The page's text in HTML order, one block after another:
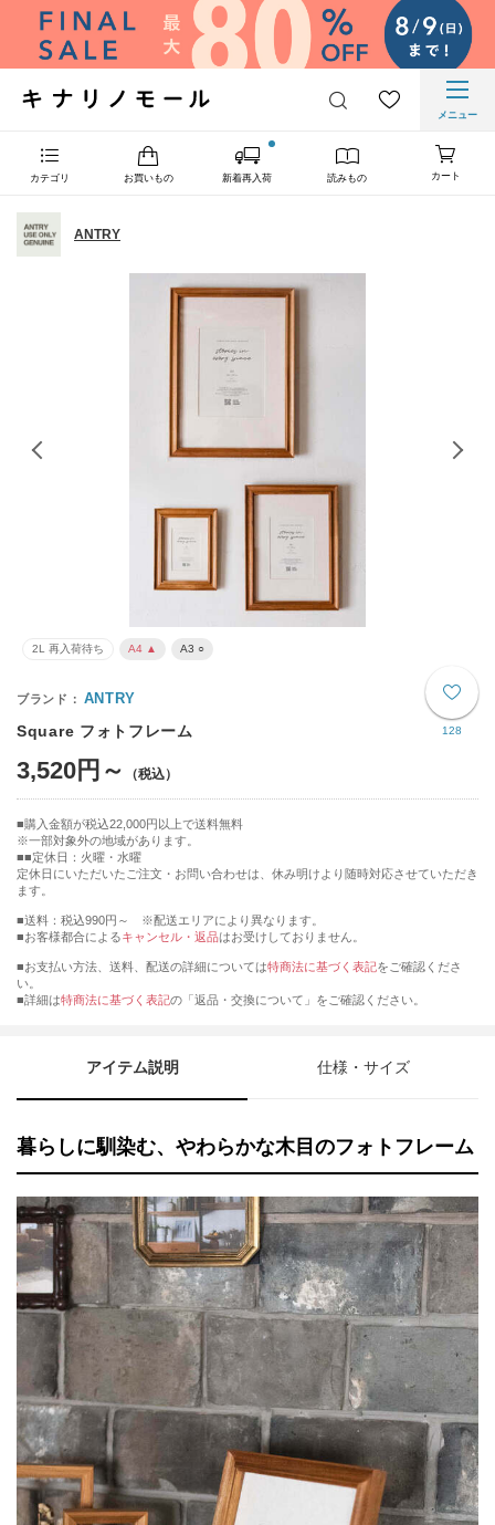
メニュー
カテゴリ お買いもの 新着再入荷 読みもの カート
ANTRY
2L 再入荷待ち A4 ▲ A3 ○
128
ANTRY
Square フォトフレーム
3,520円～
購入金額が税込22,000円以上で送料無料
※一部対象外の地域があります。
■定休日：火曜・水曜
定休日にいただいたご注文・お問い合わせは、休み明けより随時対応させていただき
ます。
■送料：税込990円～ ※配送エリアにより異なります。
■お客様都合によるキャンセル・返品はお受けしておりません。
■お支払い方法、送料、配送の詳細については特商法に基づく表記をご確認くださ
い。
■詳細は特商法に基づく表記の「返品・交換について」をご確認ください。
アイテム説明 仕様・サイズ
暮らしに馴染む、やわらかな木目のフォトフレーム